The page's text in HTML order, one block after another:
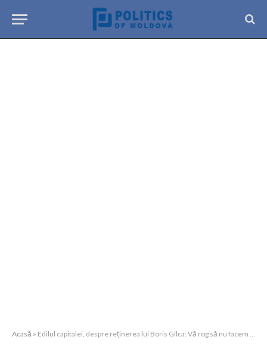
Acasă » Edilul capitalei, despre reținerea lui Boris Gîlca: Vă rog să nu facem justiție televizată